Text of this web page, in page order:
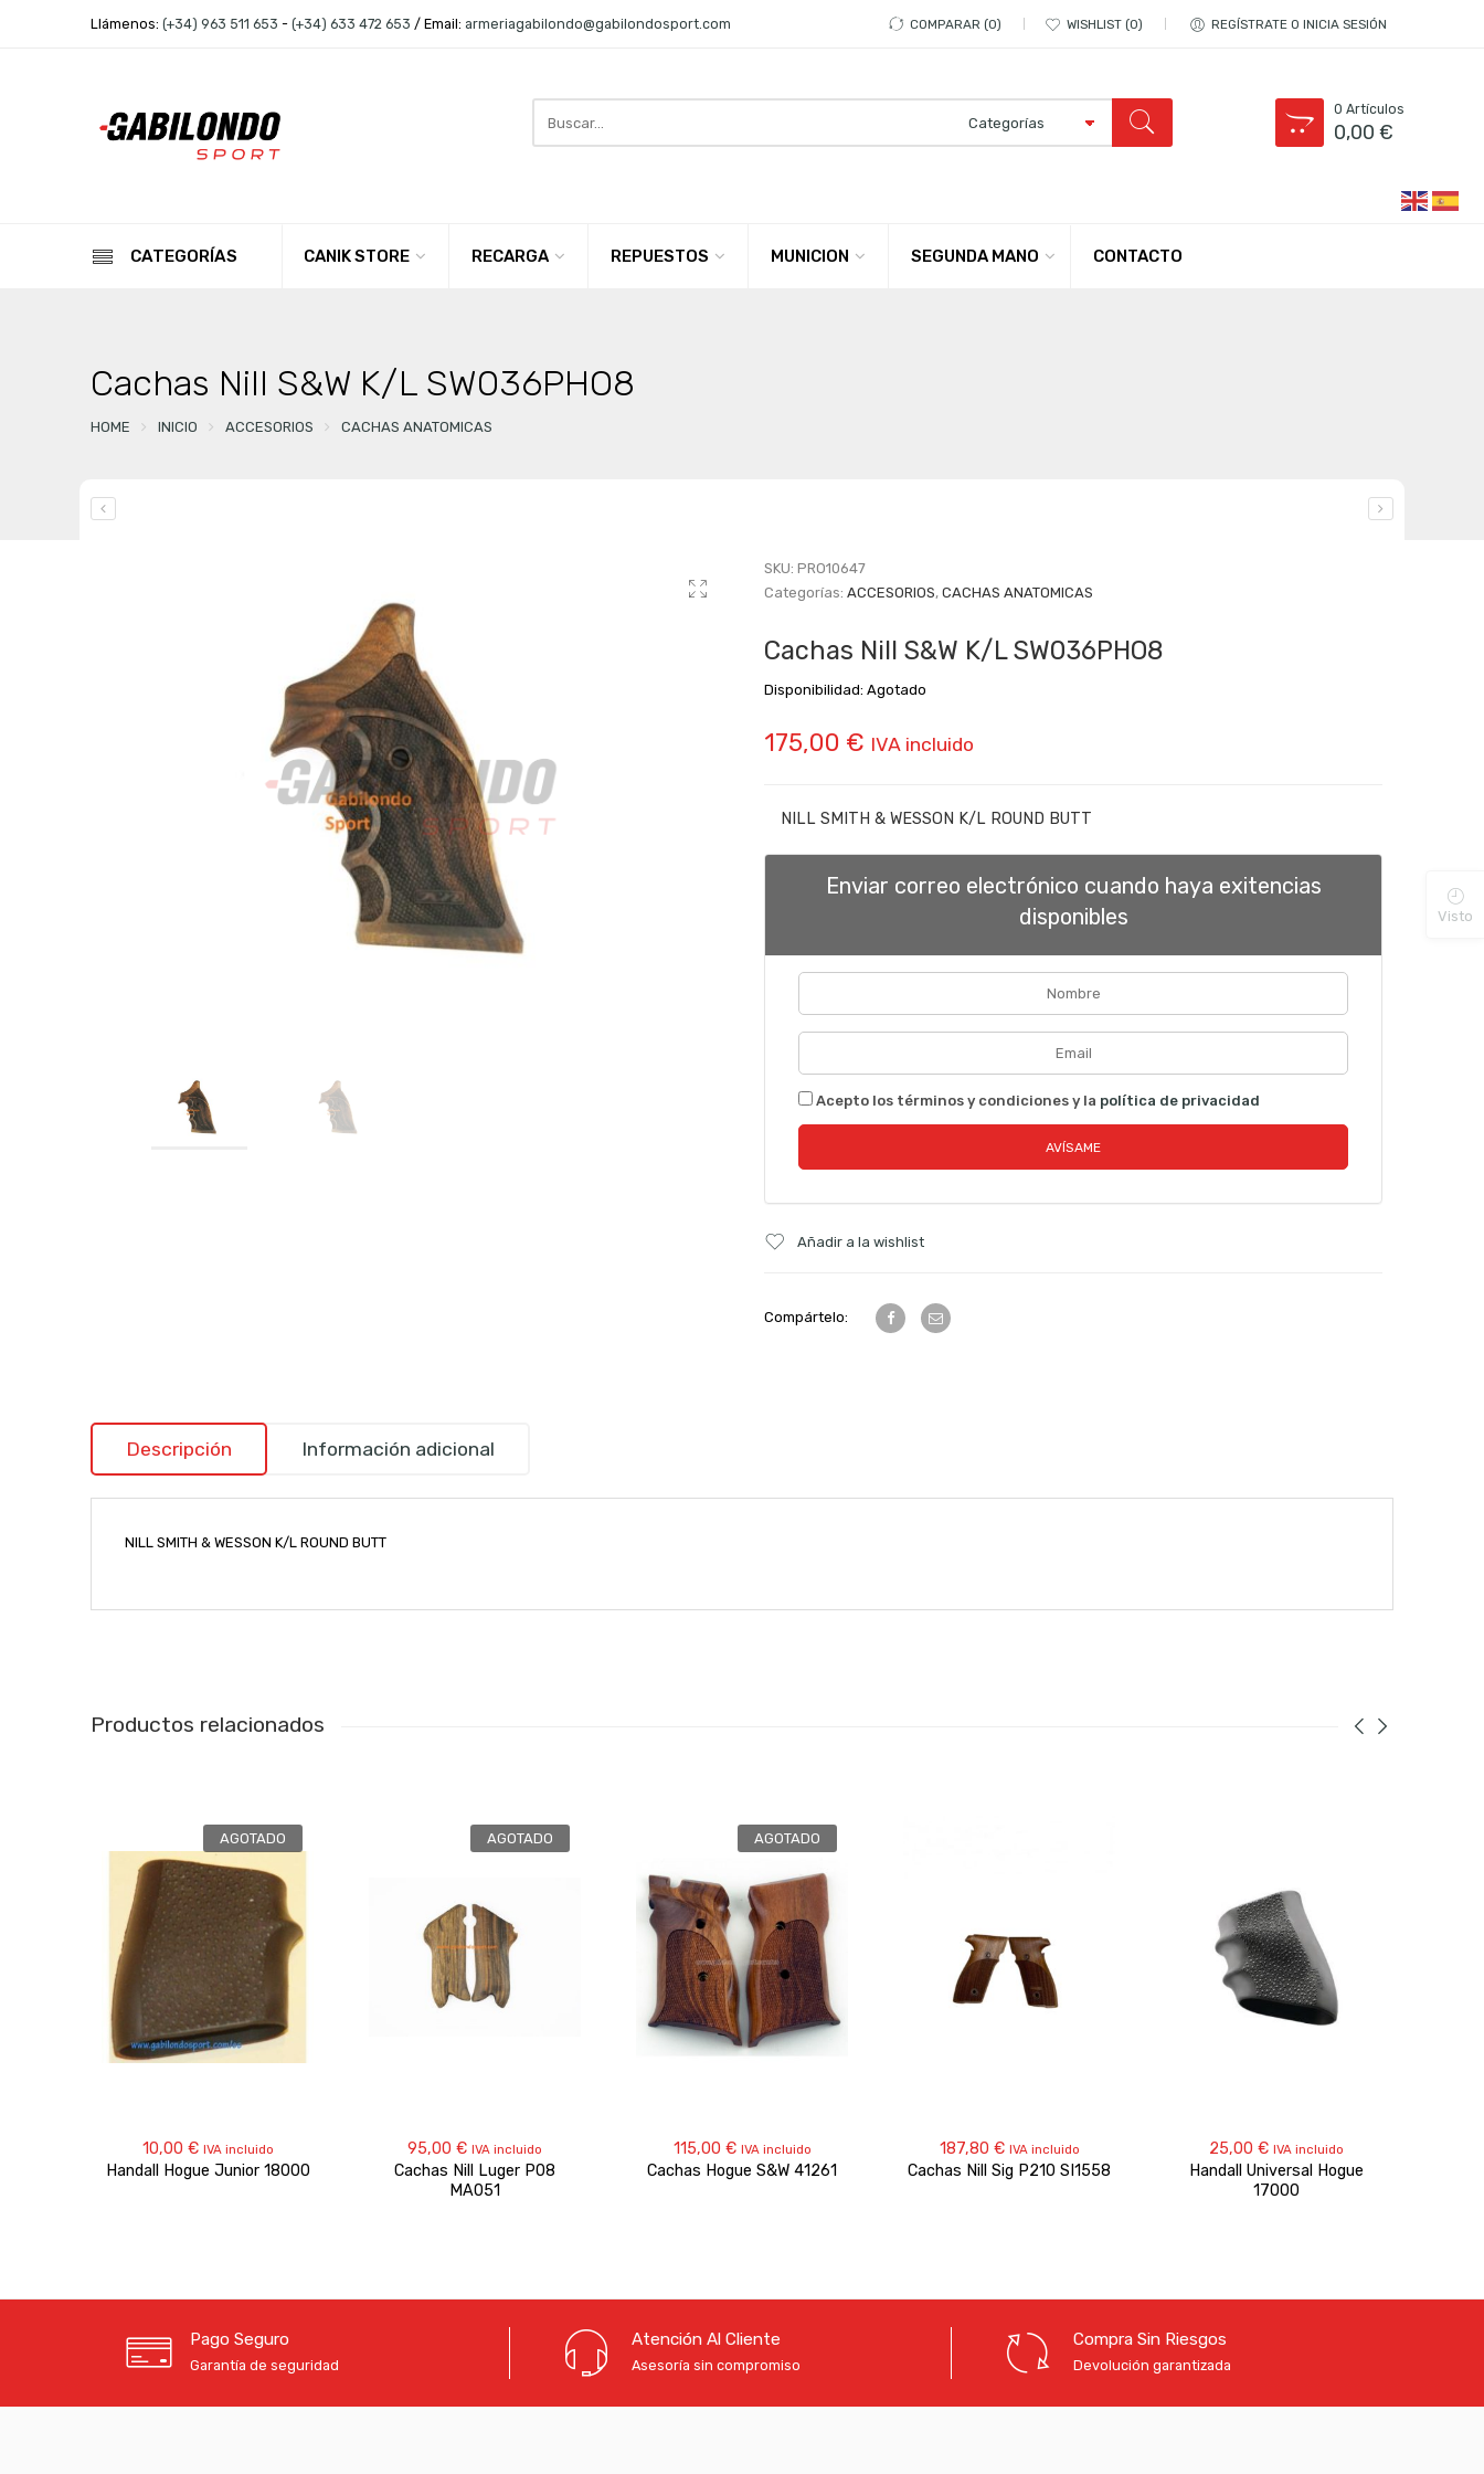
Llámenos: (+34) 963 511 653 - (+34) 633 472 653 / Email: armeriagabilondo@gabilondosport.com COMPARAR 0 WISHLIST 0 REGÍSTRATE O INICIA SESIÓN
here
0 Artículos
0,00€
CATEGORÍAS CANIK STORE RECARGA REPUESTOS MUNICION SEGUNDA MANO CONTACTO
Cachas Nill S&W K/L SW036PHO8
HOME INICIO ACCESORIOS CACHAS ANATOMICAS
SKU: PRO10647
Categorías: ACCESORIOS, CACHAS ANATOMICAS
Cachas Nill S&W K/L SW036PHO8
Disponibilidad: Agotado
175,00 € IVA incluido
NILL SMITH & WESSON K/L ROUND BUTT
Enviar correo electrónico cuando haya exitencias
disponibles
Acepto los términos y condiciones y la política de privacidad
Añadir a la wishlist
Compártelo:
Descripción Información adicional
NILL SMITH & WESSON K/L ROUND BUTT
Productos relacionados
AGOTADO
10,00 € IVA incluido
Handall Hogue Junior 18000
AGOTADO
95,00 € IVA incluido
Cachas Nill Luger P08
MA051
AGOTADO
115,00 € IVA incluido
Cachas Hogue S&W 41261
187,80 € IVA incluido
Cachas Nill Sig P210 SI1558
25,00 € IVA incluido
Handall Universal Hogue
17000
Pago Seguro
Garantía de seguridad
Atención Al Cliente
Asesoría sin compromiso
Compra Sin Riesgos
Devolución garantizada
Visto